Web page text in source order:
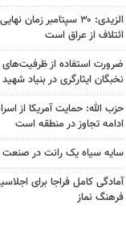
الزیدی: ۳۰ سپتامبر
ائتلاف از عراق است
ضرورت استفاده از
نخبگان ایثارگری در بنیاد شهید
حزب الله: حمایت آمریکا از
ادامه تجاوز در منطقه است
سایه سیاه یک رانت در
آمادگی کامل فراجا برای
فرهنگ نماز